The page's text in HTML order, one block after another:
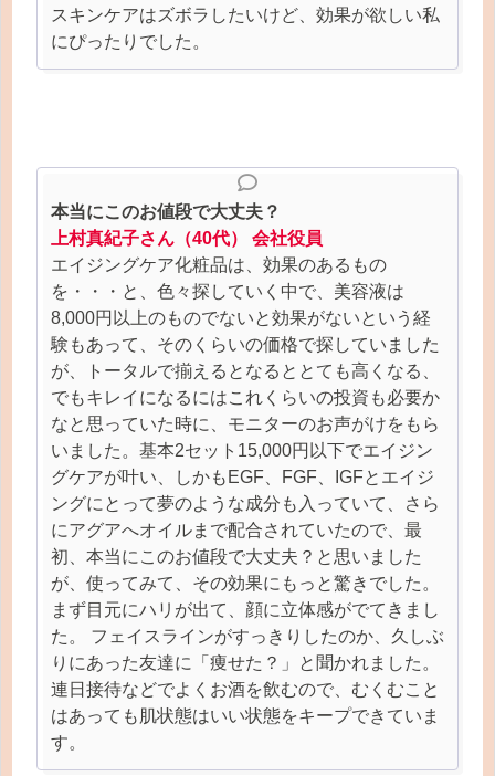
スキンケアはズボラしたいけど、効果が欲しい私
にぴったりでした。
本当にこのお値段で大丈夫？
上村真紀子さん（40代） 会社役員
エイジングケア化粧品は、効果のあるもの
を・・・と、色々探していく中で、美容液は
8,000円以上のものでないと効果がないという経
験もあって、そのくらいの価格で探していました
が、トータルで揃えるとなるととても高くなる、
でもキレイになるにはこれくらいの投資も必要か
なと思っていた時に、モニターのお声がけをもら
いました。基本2セット15,000円以下でエイジン
グケアが叶い、しかもEGF、FGF、IGFとエイジ
ングにとって夢のような成分も入っていて、さら
にアグアへオイルまで配合されていたので、最
初、本当にこのお値段で大丈夫？と思いました
が、使ってみて、その効果にもっと驚きでした。
まず目元にハリが出て、顔に立体感がでてきまし
た。 フェイスラインがすっきりしたのか、久しぶ
りにあった友達に「痩せた？」と聞かれました。
連日接待などでよくお酒を飲むので、むくむこと
はあっても肌状態はいい状態をキープできていま
す。